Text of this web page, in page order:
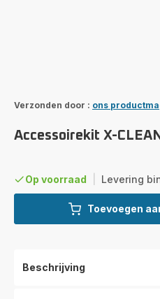
Verzonden door : ons
Accessoirekit X-
Op voorraad Levering
Toevoegen
Beschrijving